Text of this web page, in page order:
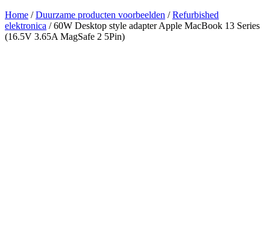
Home /Duurzame producten voorbeelden /Refurbished
elektronica / 60W Desktop style adapter Apple MacBook 13 Series
(16.5V 3.65A MagSafe 2 5Pin)